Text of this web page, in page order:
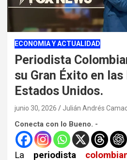
ECONOMIA Y ACTUALIDAD
Periodista
su Gran Éxito en
Estados Unidos.
junio 30, 2026 Julián Andrés
Conecta con lo Bueno. -
La periodista